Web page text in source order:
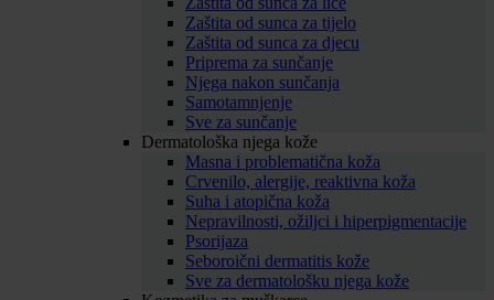
Zaštita od sunca za tijelo
Zaštita od sunca za djecu
Priprema za sunčanje
Njega nakon sunčanja
Samotamnjenje
Sve za sunčanje
Dermatološka njega kože
Masna i problematična koža
Crvenilo, alergije, reaktivna koža
Suha i atopična koža
Nepravilnosti, ožiljci i hiperpigmentacije
Psorijaza
Seboroični dermatitis kože
Sve za dermatološku njega kože